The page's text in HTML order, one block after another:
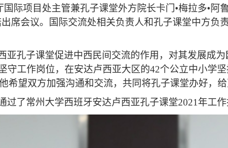
国际项目处主管兼孔子课堂外方院长卡门 •梅拉多•阿
席会议。 国际交流处相关负责人和孔子课堂中方负
亚孔子课堂促进中西民间交流的作用，对其发展成
守工作岗位，在安达卢西亚大区的42个公立中小学
希望双方加强沟通和交流，共同将孔子课堂办好，
过了常州大学西班牙安达卢西亚孔子课堂2021年工